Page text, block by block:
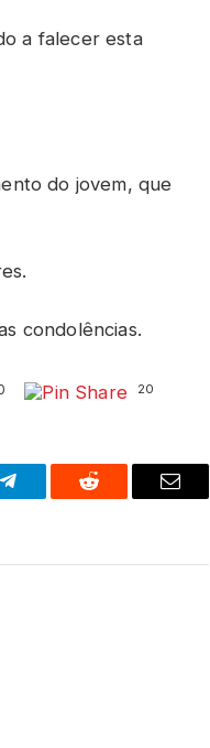
a falecer esta
do jovem, que
condolências.
20
Telegram Reddit Email